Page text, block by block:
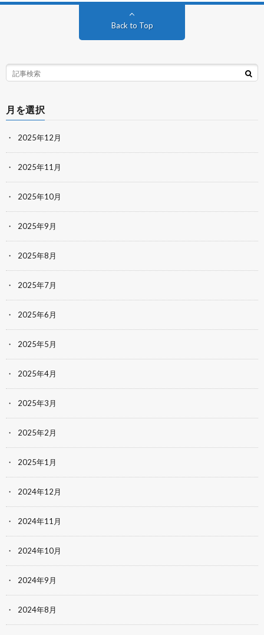
Back to Top
月を選択
2025年12月
2025年11月
2025年10月
2025年9月
2025年8月
2025年7月
2025年6月
2025年5月
2025年4月
2025年3月
2025年2月
2025年1月
2024年12月
2024年11月
2024年10月
2024年9月
2024年8月